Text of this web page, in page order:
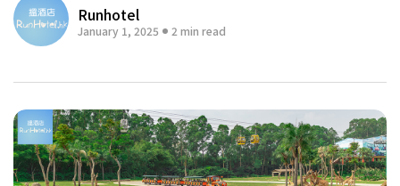
Runhotel
January 1, 2025 2 min read